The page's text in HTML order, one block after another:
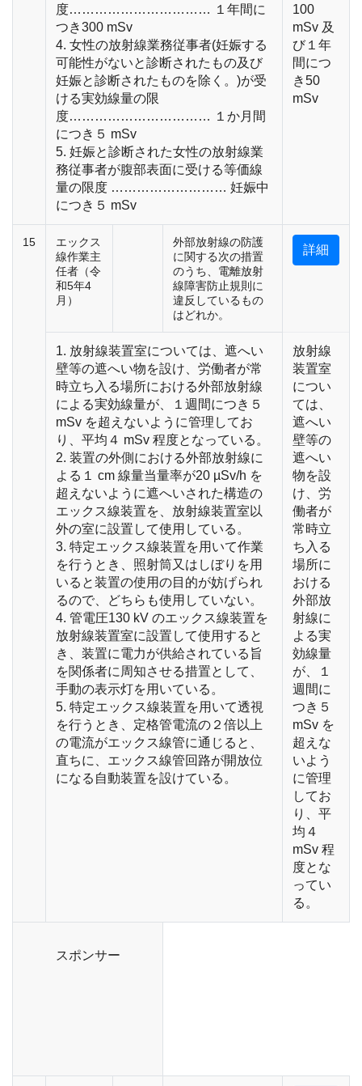
度…………………………… １年間に
つき300 mSv
4. 女性の放射線業務従事者(妊娠する
可能性がないと診断されたもの及び
妊娠と診断されたものを除く。)が受
ける実効線量の限
度…………………………… １か月間
につき５ mSv
5. 妊娠と診断された女性の放射線業
務従事者が腹部表面に受ける等価線
量の限度 ……………………… 妊娠中
につき５ mSv
100
mSv 及
び１年
間につ
き50
mSv
15
エックス
線作業主
任者（令
和5年4
月）
外部放射線の防護
に関する次の措置
のうち、電離放射
線障害防止規則に
違反しているもの
はどれか。
詳細
1. 放射線装置室については、遮へい
壁等の遮へい物を設け、労働者が常
時立ち入る場所における外部放射線
による実効線量が、１週間につき５
mSv を超えないように管理してお
り、平均４ mSv 程度となっている。
2. 装置の外側における外部放射線に
よる１ cm 線量当量率が20 µSv/h を
超えないように遮へいされた構造の
エックス線装置を、放射線装置室以
外の室に設置して使用している。
3. 特定エックス線装置を用いて作業
を行うとき、照射筒又はしぼりを用
いると装置の使用の目的が妨げられ
るので、どちらも使用していない。
4. 管電圧130 kV のエックス線装置を
放射線装置室に設置して使用すると
き、装置に電力が供給されている旨
を関係者に周知させる措置として、
手動の表示灯を用いている。
5. 特定エックス線装置を用いて透視
を行うとき、定格管電流の２倍以上
の電流がエックス線管に通じると、
直ちに、エックス線管回路が開放位
になる自動装置を設けている。
放射線
装置室
につい
ては、
遮へい
壁等の
遮へい
物を設
け、労
働者が
常時立
ち入る
場所に
おける
外部放
射線に
よる実
効線量
が、１
週間に
つき５
mSv を
超えな
いよう
に管理
してお
り、平
均４
mSv 程
度とな
ってい
る。
スポンサー